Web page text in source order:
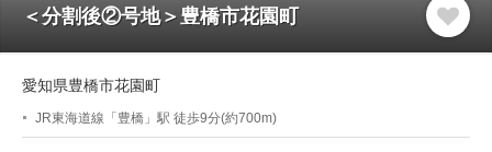
＜分割後②号地＞豊橋市花園町
愛知県豊橋市花園町
JR東海道線「豊橋」駅 徒歩9分(約700m)